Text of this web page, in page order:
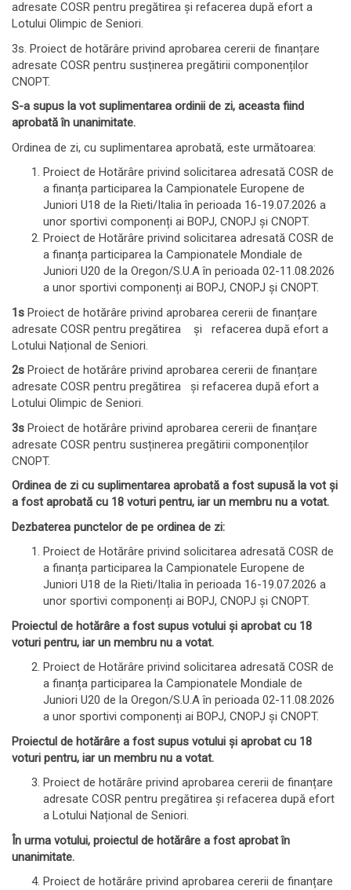
adresate COSR pentru pregătirea și refacerea după efort a
Lotului Olimpic de Seniori.
3s. Proiect de hotărâre privind aprobarea cererii de finanțare
adresate COSR pentru susținerea pregătirii componenților
CNOPT.
S-a supus la vot suplimentarea ordinii de zi, aceasta fiind
aprobată în unanimitate.
Ordinea de zi, cu suplimentarea aprobată, este următoarea:
Proiect de Hotărâre privind solicitarea adresată COSR de
a finanța participarea la Campionatele Europene de
Juniori U18 de la Rieti/Italia în perioada 16-19.07.2026 a
unor sportivi componenți ai BOPJ, CNOPJ și CNOPT.
Proiect de Hotărâre privind solicitarea adresată COSR de
a finanța participarea la Campionatele Mondiale de
Juniori U20 de la Oregon/S.U.A în perioada 02-11.08.2026
a unor sportivi componenți ai BOPJ, CNOPJ și CNOPT.
1s Proiect de hotărâre privind aprobarea cererii de finanțare
adresate COSR pentru pregătirea și refacerea după efort a
Lotului Național de Seniori.
2s Proiect de hotărâre privind aprobarea cererii de finanțare
adresate COSR pentru pregătirea și refacerea după efort a
Lotului Olimpic de Seniori.
3s Proiect de hotărâre privind aprobarea cererii de finanțare
adresate COSR pentru susținerea pregătirii componenților
CNOPT.
Ordinea de zi cu suplimentarea aprobată a fost supusă la vot și
a fost aprobată cu 18 voturi pentru, iar un membru nu a votat.
Dezbaterea punctelor de pe ordinea de zi:
Proiect de Hotărâre privind solicitarea adresată COSR de
a finanța participarea la Campionatele Europene de
Juniori U18 de la Rieti/Italia în perioada 16-19.07.2026 a
unor sportivi componenți ai BOPJ, CNOPJ și CNOPT.
Proiectul de hotărâre a fost supus votului și aprobatcu 18
voturi pentru, iar un membru nu a votat.
Proiect de Hotărâre privind solicitarea adresată COSR de
a finanța participarea la Campionatele Mondiale de
Juniori U20 de la Oregon/S.U.A în perioada 02-11.08.2026
a unor sportivi componenți ai BOPJ, CNOPJ și CNOPT.
Proiectul de hotărâre a fost supus votului și aprobatcu 18
voturi pentru, iar un membru nu a votat.
Proiect de hotărâre privind aprobarea cererii de finanțare
adresate COSR pentru pregătirea și refacerea după efort
a Lotului Național de Seniori.
În urma votului, proiectul de hotărâre a fost aprobat în
unanimitate.
Proiect de hotărâre privind aprobarea cererii de finanțare